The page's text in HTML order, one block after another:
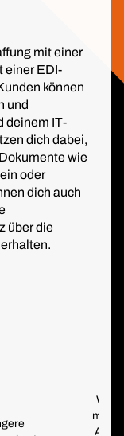
mit einer
einer EDI-
können
und
deinem IT-
dich dabei,
wie
oder
dich auch
über die